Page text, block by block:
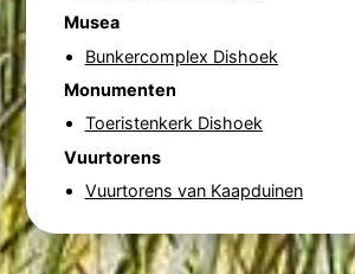
Musea
Bunkercomplex Dishoek
Monumenten
Toeristenkerk Dishoek
Vuurtorens
Vuurtorens van Kaapduinen